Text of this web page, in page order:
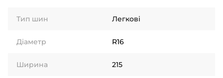
Тип шин Легкові
Діаметр R16
Ширина 215